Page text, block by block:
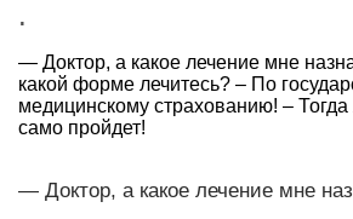
.
— Доктор, а какое лечение мне
какой форме лечитесь? – По
медицинскому страхованию! –
само пройдет!
— Доктор, а какое лечение мне